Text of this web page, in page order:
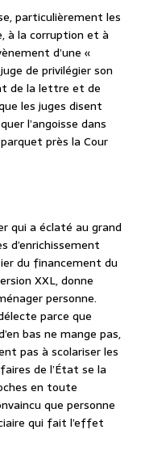
particulièrement les
à la corruption et à
d’une «
de privilégier son
de la lettre et de
les juges disent
l’angoisse dans
parquet près la Cour
qui a éclaté au grand
d’enrichissement
du financement du
XXL, donne
personne.
parce que
bas ne mange pas,
pas à scolariser les
de l’État se la
en toute
que personne
qui fait l’effet